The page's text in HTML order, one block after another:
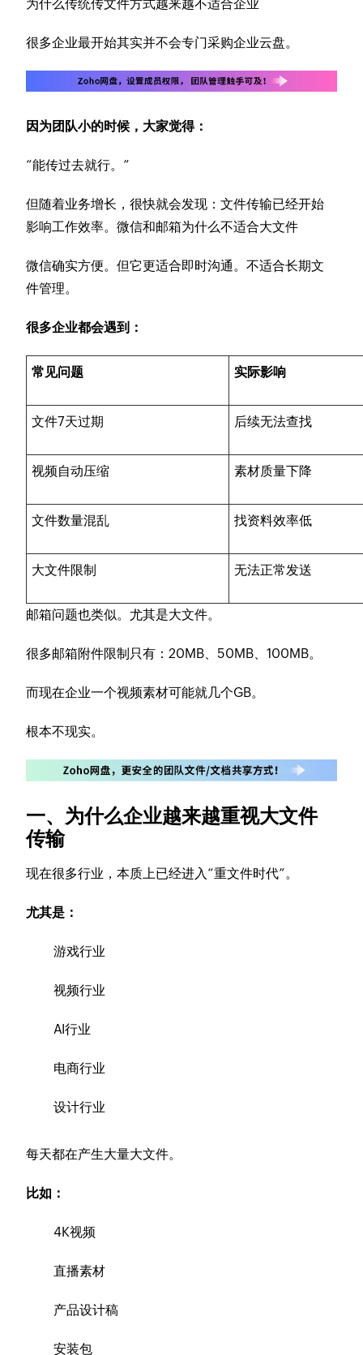
为什么传统传文件方式越来越不适合企业
很多企业最开始其实并不会专门采购企业云盘。
因为团队小的时候，大家觉得：
“能传过去就行。”
但随着业务增长，很快就会发现：文件传输已经开始
影响工作效率。微信和邮箱为什么不适合大文件
微信确实方便。但它更适合即时沟通。不适合长期文
件管理。
很多企业都会遇到：
常见问题 实际影响
文件7天过期 后续无法查找
视频自动压缩 素材质量下降
文件数量混乱 找资料效率低
大文件限制 无法正常发送
邮箱问题也类似。尤其是大文件。
很多邮箱附件限制只有：20MB、50MB、100MB。
而现在企业一个视频素材可能就几个GB。
根本不现实。
一、为什么企业越来越重视大文件
传输
现在很多行业，本质上已经进入“重文件时代”。
尤其是：
游戏行业
视频行业
AI行业
电商行业
设计行业
每天都在产生大量大文件。
比如：
4K视频
直播素材
产品设计稿
安装包